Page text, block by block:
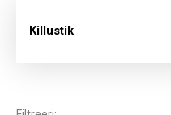
Killustik